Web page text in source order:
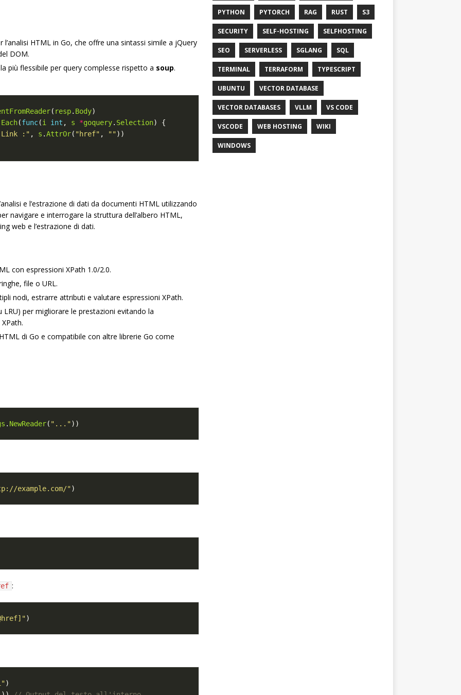
l’analisi HTML in Go, che offre una sintassi simile a jQuery
DOM.
più flessibile per query complesse rispetto a soup.
( resp. Body
Each(func(i int , s *goquery. Selection
:" , s .AttrOr( "href" , ""
e l’estrazione di dati da documenti HTML utilizzando
navigare e interrogare la struttura dell’albero HTML,
web e l’estrazione di dati.
con espressioni XPath 1.0/2.0.
file o URL.
nodi, estrarre attributi e valutare espressioni XPath.
LRU) per migliorare le prestazioni evitando la
di Go e compatibile con altre librerie Go come
. NewReader( "..."
example.com/"
:
PYTHON PYTORCH RAG RUST S3
SECURITY SELF-HOSTING SELFHOSTING
SEO SERVERLESS SGLANG SQL
TERMINAL TERRAFORM TYPESCRIPT
UBUNTU VECTOR DATABASE
VECTOR DATABASES VLLM VS CODE
VSCODE WEB HOSTING WIKI
WINDOWS